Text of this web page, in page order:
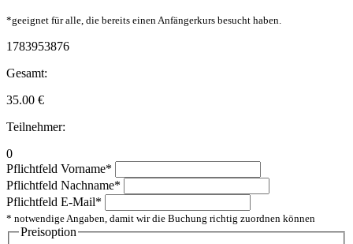
*geeignet für alle, die bereits einen Anfängerkurs besucht haben.
1783953876
Gesamt:
35.00 €
Teilnehmer:
0
Pflichtfeld Vorname*
Pflichtfeld Nachname*
Pflichtfeld E-Mail*
* notwendige Angaben, damit wir die Buchung richtig zuordnen können
Preisoption